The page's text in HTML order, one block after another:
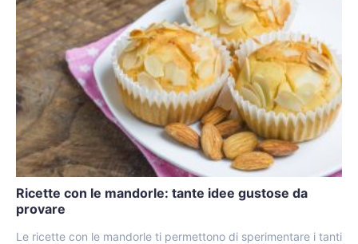
Ricette con le mandorle: tante idee gustose da
provare
Le ricette con le mandorle ti permettono di sperimentare i tanti